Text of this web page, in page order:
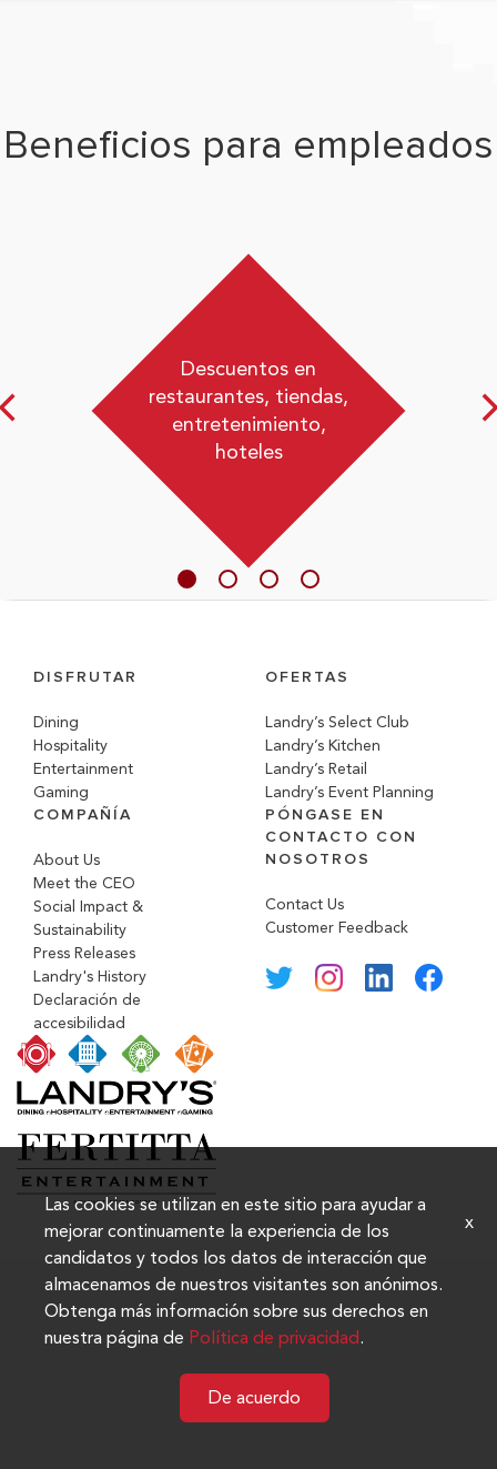
Beneficios para empleados
Descuentos en
restaurantes, tiendas,
entretenimiento,
hoteles
DISFRUTAR
Dining
Hospitality
Entertainment
Gaming
OFERTAS
Landry’s Select Club
Landry’s Kitchen
Landry’s Retail
Landry’s Event Planning
COMPAÑÍA
About Us
Meet the CEO
Social Impact &
Sustainability
Press Releases
Landry's History
Declaración de
accesibilidad
PÓNGASE EN
CONTACTO CON
NOSOTROS
Contact Us
Customer Feedback
Las cookies se utilizan en este sitio para ayudar a
mejorar continuamente la experiencia de los
candidatos y todos los datos de interacción que
almacenamos de nuestros visitantes son anónimos.
Obtenga más información sobre sus derechos en
nuestra página de Política de privacidad.
De acuerdo
x